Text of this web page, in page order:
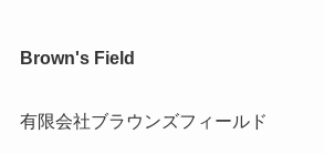
Brown's Field
有限会社ブラウンズフィールド